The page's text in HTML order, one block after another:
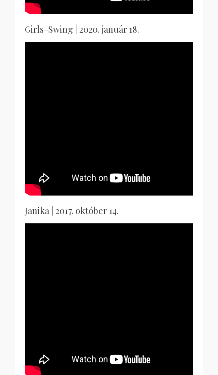
Girls-Swing | 2020. január 18.
Janika | 2017. október 14.